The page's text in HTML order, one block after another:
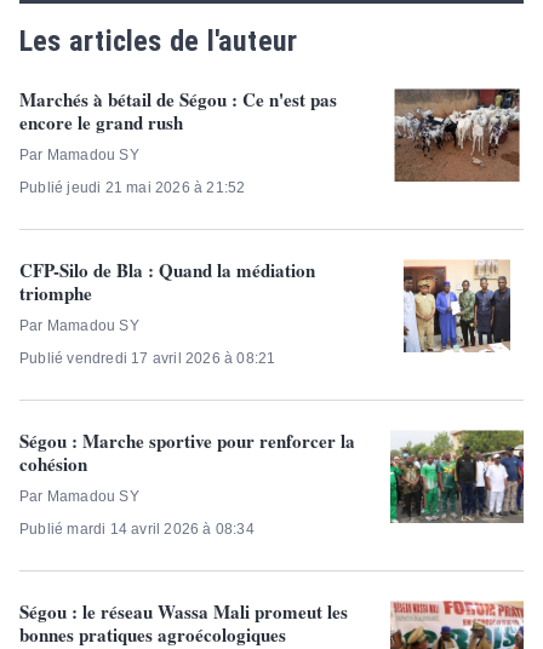
Les articles de l'auteur
Marchés à bétail de Ségou : Ce n'est pas
encore le grand rush
Par Mamadou SY
Publié jeudi 21 mai 2026 à 21:52
CFP-Silo de Bla : Quand la médiation
triomphe
Par Mamadou SY
Publié vendredi 17 avril 2026 à 08:21
Ségou : Marche sportive pour renforcer la
cohésion
Par Mamadou SY
Publié mardi 14 avril 2026 à 08:34
Ségou : le réseau Wassa Mali promeut les
bonnes pratiques agroécologiques